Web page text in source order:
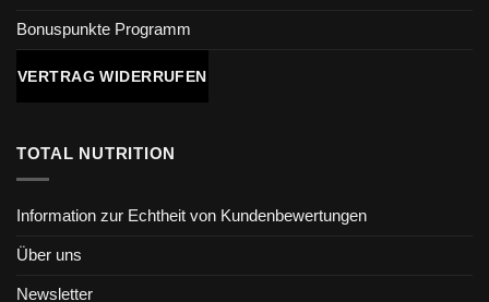
Bonuspunkte Programm
VERTRAG WIDERRUFEN
TOTAL NUTRITION
Information zur Echtheit von Kundenbewertungen
Über uns
Newsletter